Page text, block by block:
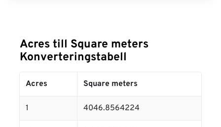
Acres till Square meters
Konverteringstabell
Acres Square meters
1 4046.8564224